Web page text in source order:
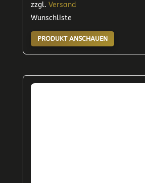
zzgl. Versand
Wunschliste
PRODUKT ANSCHAUEN